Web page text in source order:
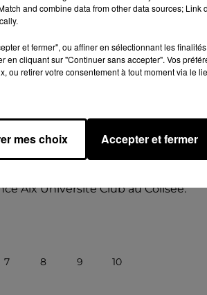
VISE UN SECOND
À AIX
20ème journée de Starligue, le
Aix Université Club au Colisée.
7 8 9 10
and combine data from other data sources; Link
et fermer", ou affiner en sélectionnant les
en cliquant sur "Continuer sans accepter". Vos
ou retirer votre consentement à tout moment via le
mes choix Accepter et fermer